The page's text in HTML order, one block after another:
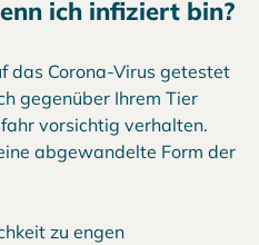
ich infiziert bin?
das Corona-Virus getestet
gegenüber Ihrem Tier
vorsichtig verhalten.
abgewandelte Form der
zu engen